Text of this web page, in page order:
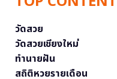
วัดสวย
วัดสวยเชียงใหม่
ทำนายฝัน
สถิติหวยรายเดือน